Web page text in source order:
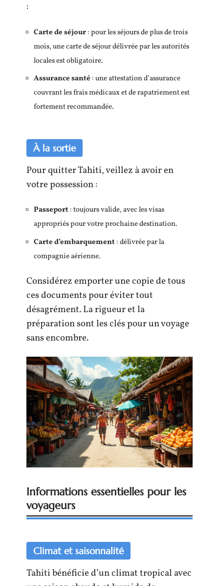
:
Carte de séjour: pour les séjours de plus de trois
mois, une carte de séjour délivrée par les autorités
locales est obligatoire.
Assurance santé : une attestation d’assurance
couvrant les frais médicaux et de rapatriement est
fortement recommandée.
À la sortie
Pour quitter Tahiti, veillez à avoir en
votre possession :
Passeport: toujours valide, avec les visas
appropriés pour votre prochaine destination.
Carte d’embarquement: délivrée par la
compagnie aérienne.
Considérez emporter une copie de tous
ces documents pour éviter tout
désagrément. La rigueur et la
préparation sont les clés pour un voyage
sans encombre.
Informations essentielles pour les
voyageurs
Climat et saisonnalité
Tahiti bénéficie d’un climat tropical avec